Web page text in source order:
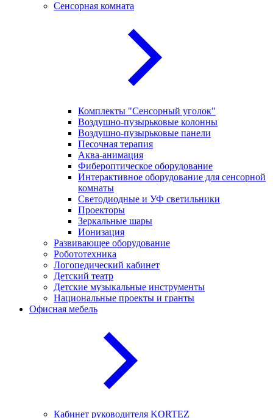
Сенсорная комната
Комплекты "Сенсорный уголок"
Воздушно-пузырьковые колонны
Воздушно-пузырьковые панели
Песочная терапия
Аква-анимация
Фибероптическое оборудование
Интерактивное оборудование для сенсорной
комнаты
Светодиодные и УФ светильники
Проекторы
Зеркальные шары
Ионизация
Развивающее оборудование
Робототехника
Логопедический кабинет
Детский театр
Детские музыкальные инструменты
Национальные проекты и гранты
Офисная мебель
Кабинет руководителя KORTEZ